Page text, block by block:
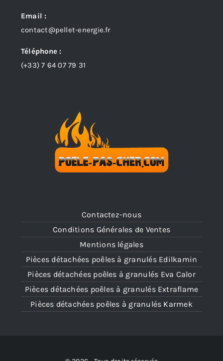
Contactez-nous
Conditions Générales de Ventes
Mentions légales
Pièces détachées poêles à granulés Edilkamin
Pièces détachées poêles à granulés Eva Calor
Pièces détachées poêles à granulés Extraflame
Pièces détachées poêles à granulés Karmek
Email :
contact@pellet-energie.fr
Téléphone :
(+33)7 64 07 79 31